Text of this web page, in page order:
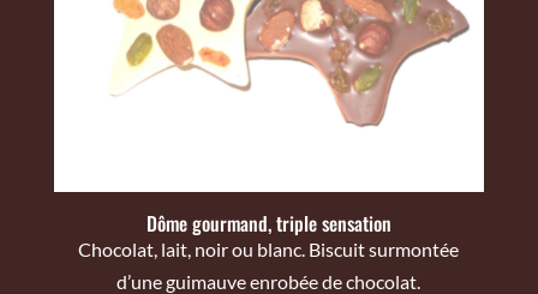
Dôme gourmand, triple sensation
Chocolat, lait, noir ou blanc. Biscuit surmontée
d’une guimauve enrobée de chocolat.